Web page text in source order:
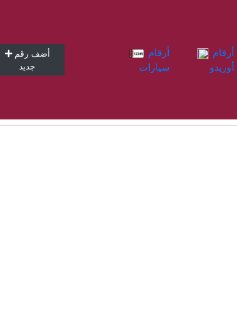
أضف رقم
جديد
سيارات
أوريدو